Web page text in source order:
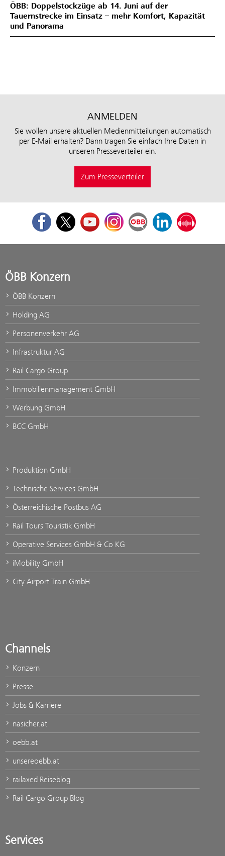
ÖBB: Doppelstockzüge ab 14. Juni auf der
Tauernstrecke im Einsatz – mehr Komfort, Kapazität
und Panorama
ANMELDEN
Sie wollen unsere aktuellen Medienmitteilungen automatisch
per E-Mail erhalten? Dann tragen Sie einfach Ihre Daten in
unseren Presseverteiler ein:
Zum Presseverteiler
FacebookTwitterYoutubeInstagramÖBB Corporate Blog
LinkedInPodcast
ÖBB Konzern
ÖBB Konzern
Holding AG
Personenverkehr AG
Infrastruktur AG
Rail Cargo Group
Immobilienmanagement GmbH
Werbung GmbH
BCC GmbH
Produktion GmbH
Technische Services GmbH
Österreichische Postbus AG
Rail Tours Touristik GmbH
Operative Services GmbH & Co KG
iMobility GmbH
City Airport Train GmbH
Channels
Konzern
Presse
Jobs & Karriere
nasicher.at
oebb.at
unsereoebb.at
railaxed Reiseblog
Rail Cargo Group Blog
Services